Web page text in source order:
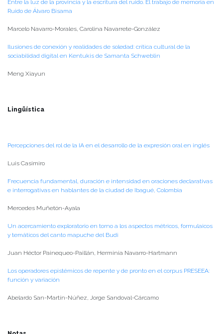
Entre la luz de la provincia y la escritura del ruido. El trabajo de memoria en
Ruido de Álvaro Bisama
Marcelo Navarro-Morales, Carolina Navarrete-González
Ilusiones de conexión y realidades de soledad: crítica cultural de la
sociabilidad digital en Kentukis de Samanta Schweblin
Meng Xiayun
Lingüística
Percepciones del rol de la IA en el desarrollo de la expresión oral en inglés
Luis Casimiro
Frecuencia fundamental, duración e intensidad en oraciones declarativas
e interrogativas en hablantes de la ciudad de Ibagué, Colombia
Mercedes Muñetón-Ayala
Un acercamiento exploratorio en torno a los aspectos métricos, formulaicos
y temáticos del canto mapuche del Budi
Juan Héctor Painequeo-Paillán, Herminia Navarro-Hartmann
Los operadores epistémicos de repente y de pronto en el corpus PRESEEA:
función y variación
Abelardo San-Martín-Núñez, Jorge Sandoval-Cárcamo